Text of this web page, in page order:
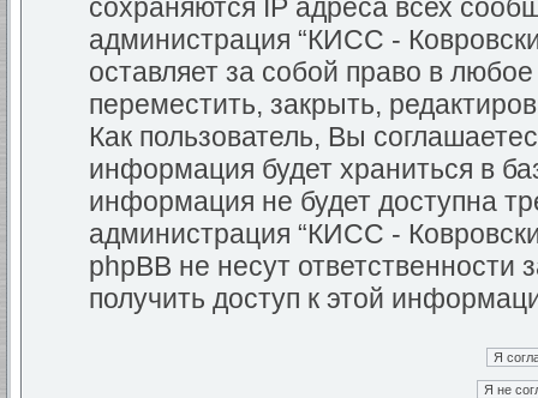
сохраняются IP адреса всех
администрация “КИСС -
оставляет за собой право в
переместить, закрыть,
Как пользователь, Вы
информация будет храниться в
информация не будет доступна
администрация “КИСС -
phpBB не несут ответственности
получить доступ к этой